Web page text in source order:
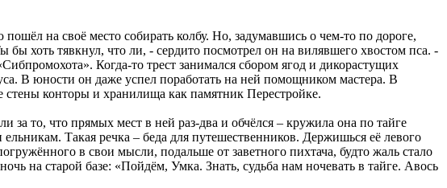
на своё место собирать колбу. Но, задумавшись о чем-то по дороге,
хоть тявкнул, что ли, - сердито посмотрел он на вилявшего хвостом пса. -
Когда-то трест занимался сбором ягод и дикорастущих
В юности он даже успел поработать на ней помощником мастера. В
конторы и хранилища как памятник Перестройке.
то, что прямых мест в ней раз-два и обчёлся – кружила она по тайге
Такая речка – беда для путешественников. Держишься её левого
в свои мысли, подальше от заветного пихтача, будто жаль стало
на старой базе: «Пойдём, Умка. Знать, судьба нам ночевать в тайге. Авось